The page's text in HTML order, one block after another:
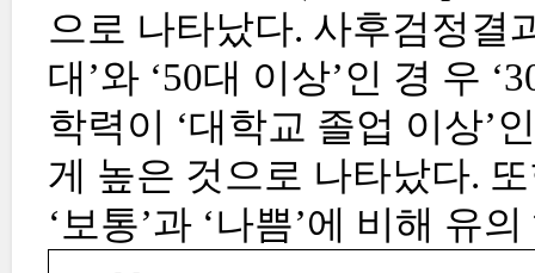
으로 나타났다. 사후검정결
대’와 ‘50대 이상’인 경 우
학력이 ‘대학교 졸업 이상’
게 높은 것으로 나타났다.
‘보통’과 ‘나쁨’에 비해 유